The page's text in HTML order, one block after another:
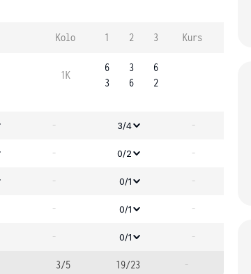
Kolo 1 2 3 Kurs
1K
6
3
3
6
6
2
- 3/4 -
- 0/2 -
- 0/1 -
- 0/1 -
- 0/1 -
3/5 19/23 -